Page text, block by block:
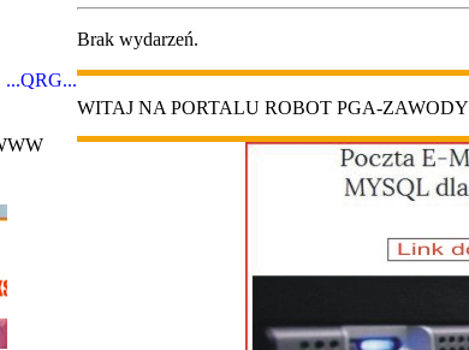
...QRG...
Brak wydarzeń.
WITAJ NA PORTALU ROBOT PGA-ZAWODY